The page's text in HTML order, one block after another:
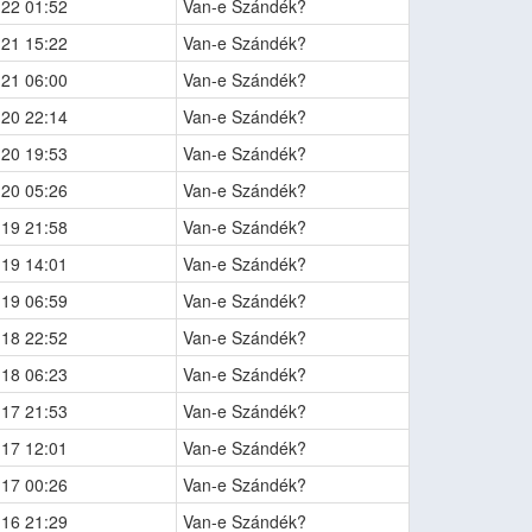
01:52
Van-e Szándék?
15:22
Van-e Szándék?
06:00
Van-e Szándék?
22:14
Van-e Szándék?
19:53
Van-e Szándék?
05:26
Van-e Szándék?
21:58
Van-e Szándék?
14:01
Van-e Szándék?
06:59
Van-e Szándék?
22:52
Van-e Szándék?
06:23
Van-e Szándék?
21:53
Van-e Szándék?
12:01
Van-e Szándék?
00:26
Van-e Szándék?
21:29
Van-e Szándék?